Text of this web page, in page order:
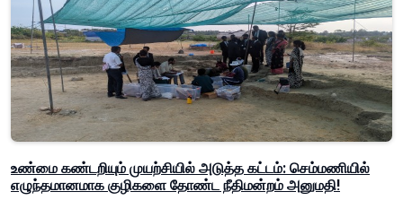
உண்மை கண்டறியும் முயற்சியில் அடுத்த கட்டம்: செம்மணியில்
எழுந்தமானமாக குழிகளை தோண்ட நீதிமன்றம் அனுமதி!